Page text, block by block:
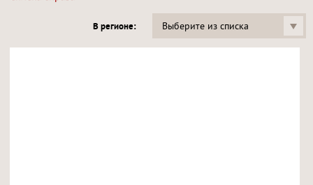
В регионе: Выберите из списка